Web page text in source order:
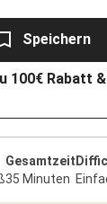
Speichern
100€ Rabatt
Gesamtzeit
35 Minuten